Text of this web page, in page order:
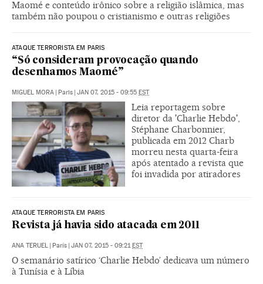
Maomé e conteúdo irônico sobre a religião islâmica, mas
também não poupou o cristianismo e outras religiões
ATAQUE TERRORISTA EM PARIS
“Só consideram provocação quando
desenhamos Maomé”
MIGUEL MORA | Paris | JAN 07, 2015 - 09:55 EST
Leia reportagem sobre
diretor da 'Charlie Hebdo',
Stéphane Charbonnier,
publicada em 2012 Charb
morreu nesta quarta-feira
após atentado a revista que
foi invadida por atiradores
ATAQUE TERRORISTA EM PARIS
Revista já havia sido atacada em 2011
ANA TERUEL | París | JAN 07, 2015 - 09:21EST
O semanário satírico ‘Charlie Hebdo’ dedicava um número
à Tunísia e à Líbia